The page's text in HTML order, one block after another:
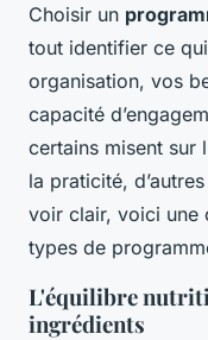
Choisir un
tout identifier ce
organisation, vos
capacité
certains misent sur
la praticité,
voir clair, voici une
types de
L'équilibre
ingrédients